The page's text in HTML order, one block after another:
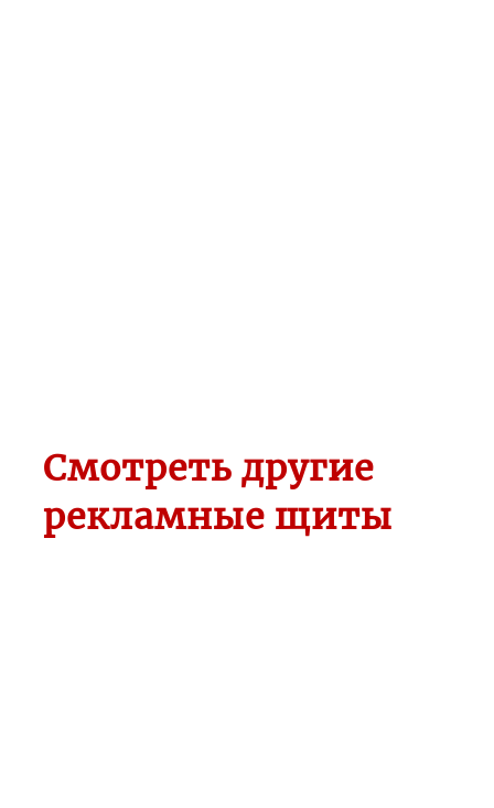
Смотреть другие
рекламные щиты